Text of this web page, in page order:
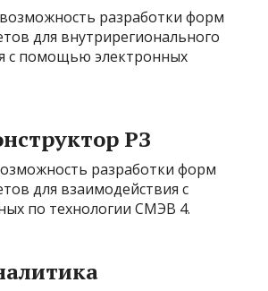
разработки форм
для внутрирегионального
с помощью электронных
РЗ
разработки форм
для взаимодействия с
по технологии СМЭВ 4.